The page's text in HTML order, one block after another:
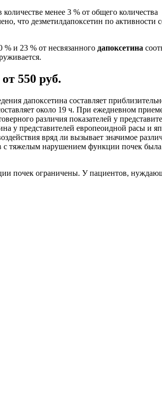
менее 3 % от общего количества
что дезметилдапоксетин по активности
% и 23 % от несвязанного дапоксетина
550 руб.
дапоксетина составляет
около 19 ч. При ежедневном
различия показателей у
у представителей европеоидной расы и
вряд ли вызывает значимое
тяжелым нарушением функции почек
ограничены. У пациентов,